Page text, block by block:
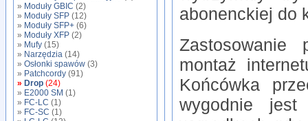
» Moduły GBIC (2)
» Moduły SFP (12)
» Moduły SFP+ (6)
» Moduły XFP (2)
» Mufy (15)
» Narzędzia (14)
» Osłonki spawów (3)
» Patchcordy (91)
» Drop (24)
» E2000 SM (1)
» FC-LC (1)
» FC-SC (1)
abonenckiej do
Zastosowanie
montaż
Końcówka
wygodnie